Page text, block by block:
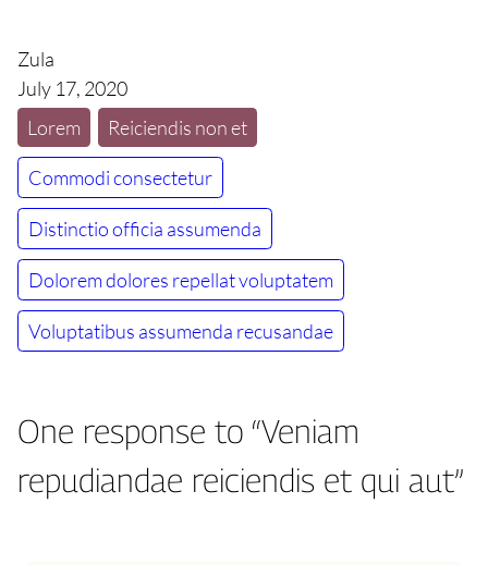
Zula
July 17, 2020
Lorem
Reiciendis non et
Commodi consectetur
Distinctio officia assumenda
Dolorem dolores repellat voluptatem
Voluptatibus assumenda recusandae
One response to “Veniam
repudiandae reiciendis et qui aut”